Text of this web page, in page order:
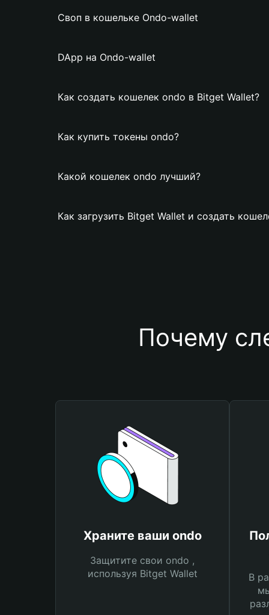
Своп в кошельке Ondo-wallet
DApp на Ondo-wallet
Как создать кошелек ondo в Bitget Wallet?
Как купить токены ondo?
Какой кошелек ondo лучший?
Как загрузить Bitget Wallet и создать
Почему
Храните ваши ondo
Защитите свои ondo ,
используя Bitget Wallet
В